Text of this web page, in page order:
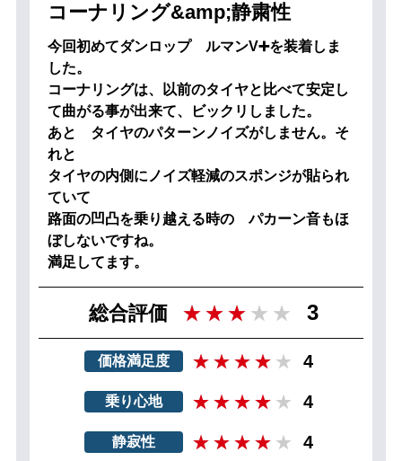
コーナリング&amp;静粛性
今回初めてダンロップ ルマンV➕を装着しま
した。
コーナリングは、以前のタイヤと比べて安定し
て曲がる事が出来て、ビックリしました。
あと タイヤのパターンノイズがしません。そ
れと
タイヤの内側にノイズ軽減のスポンジが貼られ
ていて
路面の凹凸を乗り越える時の パカーン音もほ
ぼしないですね。
満足してます。
総合評価 3
価格満足度 4
乗り心地 4
静寂性 4